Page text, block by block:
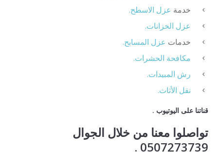
خدمة عزل الاسطح.
عزل الخزانات.
خدمات عزل المسابح.
مكافحة الحشرات.
رش المبيدات.
نقل الأثاث.
قناتنا على اليوتيوب .
تواصلوا معنا من خلال الجوال
0507273739 .